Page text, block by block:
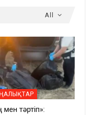
All
мен тәртіп»: